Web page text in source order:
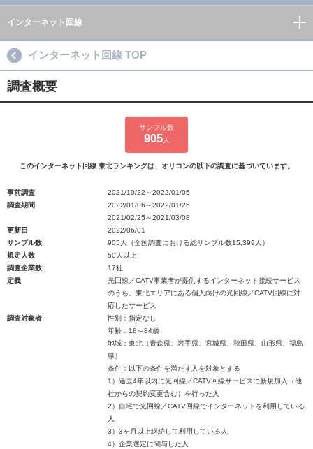
インターネット回線
インターネット回線 TOP
調査概要
サンプル数
905人
このインターネット回線 東北ランキングは、オリコンの以下の調査に基づいています。
事前調査
2021/10/22～2022/01/05
調査期間
2022/01/06～2022/01/26
2021/02/25～2021/03/08
更新日
2022/06/01
サンプル数
905人（全国調査における総サンプル数15,399人）
規定人数
50人以上
調査企業数
17社
定義
光回線／CATV事業者が提供するインターネット接続サービス
のうち、東北エリアにある個人向けの光回線／CATV回線に対
応したサービス
調査対象者
性別：指定なし
年齢：18～84歳
地域：東北（青森県、岩手県、宮城県、秋田県、山形県、福島
県）
条件：以下の条件を満たす人を対象とする
1）過去4年以内に光回線／CATV回線サービスに新規加入（他
社からの契約変更含む）を行った人
2）自宅で光回線／CATV回線でインターネットを利用している
人
3）3ヶ月以上継続して利用している人
4）企業選定に関与した人